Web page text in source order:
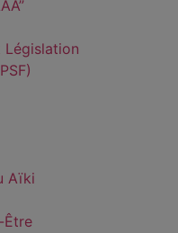
Aïki
Être